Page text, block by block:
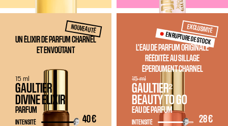
NOUVEAUTÉ
UN ÉLIXIR DE PARFUM CHARNEL
ET ENVOÛTANT
GAULTIER
DIVINE ELIXIR
PARFUM
40 €
INTENSITÉ
15 ml
EXCLUSIVITÉ
EN RUPTURE DE STOCK
L'EAU DE PARFUM ORIGINALE
RÉÉDITÉE AU SILLAGE
ÉPERDUMENT CHARNEL
GAULTIER²
BEAUTY TO GO
EAU DE PARFUM
28 €
INTENSITÉ
15 ml